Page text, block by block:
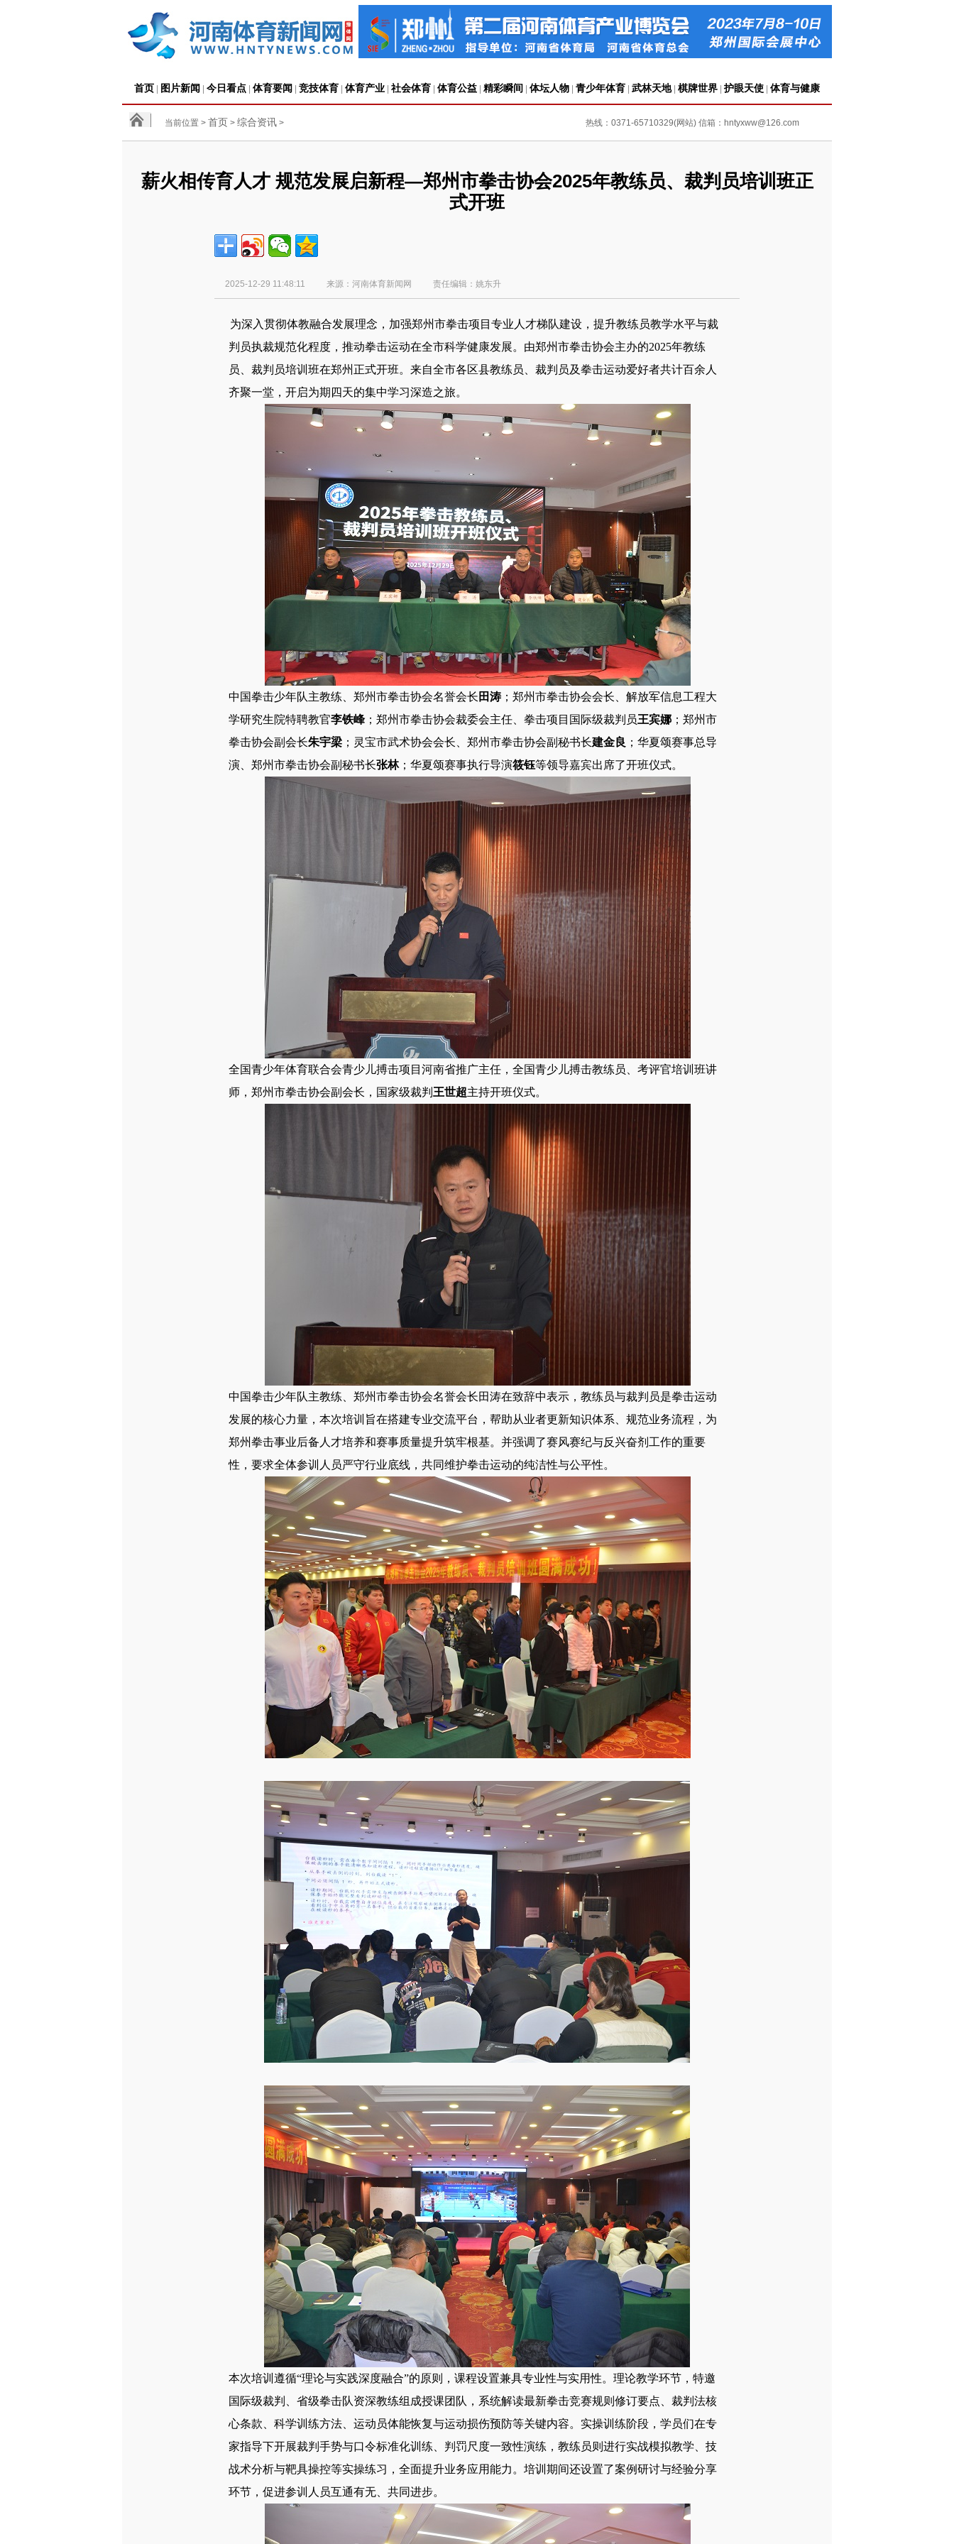
首页 图片新闻 今日看点 体育要闻 竞技体育 体育产业 社会体育 体育公益 精彩瞬间 体坛人物 青少年体育 武林天地| 棋牌世界 护眼天使 体育与健康
当前位置 > 首页 > 综合资讯 > 热线：0371-65710329(网站) 信箱：hntyxww@126.com
薪火相传育人才 规范发展启新程—郑州市拳击协会2025年教练员、裁判员培训班正
式开班
2025-12-29 11:48:11 来源：河南体育新闻网 责任编辑：姚东升
为深入贯彻体教融合发展理念，加强郑州市拳击项目专业人才梯队建设，提升教练员教学水平与裁
判员执裁规范化程度，推动拳击运动在全市科学健康发展。由郑州市拳击协会主办的2025年教练
员、裁判员培训班在郑州正式开班。来自全市各区县教练员、裁判员及拳击运动爱好者共计百余人
齐聚一堂，开启为期四天的集中学习深造之旅。
中国拳击少年队主教练、郑州市拳击协会名誉会长 田涛；郑州市拳击协会会长、解放军信息工程大
学研究生院特聘教官李铁峰；郑州市拳击协会裁委会主任、拳击项目国际级裁判员王宾娜 ；郑州市
拳击协会副会长朱宇梁 ；灵宝市武术协会会长、郑州市拳击协会副秘书长建金良 ；华夏颂赛事总导
演、郑州市拳击协会副秘书长张林；华夏颂赛事执行导演筱钰等领导嘉宾出席了开班仪式。
全国青少年体育联合会青少儿搏击项目河南省推广主任，全国青少儿搏击教练员、考评官培训班讲
师，郑州市拳击协会副会长，国家级裁判 王世超主持开班仪式。
中国拳击少年队主教练、郑州市拳击协会名誉会长田涛在致辞中表示，教练员与裁判员是拳击运动
发展的核心力量，本次培训旨在搭建专业交流平台，帮助从业者更新知识体系、规范业务流程，为
郑州拳击事业后备人才培养和赛事质量提升筑牢根基。并强调了赛风赛纪与反兴奋剂工作的重要
性，要求全体参训人员严守行业底线，共同维护拳击运动的纯洁性与公平性。
本次培训遵循“理论与实践深度融合”的原则，课程设置兼具专业性与实用性。理论教学环节，特邀
国际级裁判、省级拳击队资深教练组成授课团队，系统解读最新拳击竞赛规则修订要点、裁判法核
心条款、科学训练方法、运动员体能恢复与运动损伤预防等关键内容。实操训练阶段，学员们在专
家指导下开展裁判手势与口令标准化训练、判罚尺度一致性演练，教练员则进行实战模拟教学、技
战术分析与靶具操控等实操练习，全面提升业务应用能力。培训期间还设置了案例研讨与经验分享
环节，促进参训人员互通有无、共同进步。